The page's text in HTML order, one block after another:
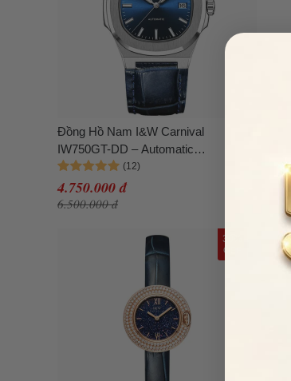
Đồng Hồ Nam I&W Carnival
IW750GT-DD – Automatic
(IW750GT5) Màu Xanh Navy
4.750.000 đ
6.500.000 đ
30%
OFF